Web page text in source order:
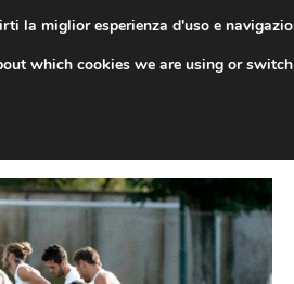
la miglior esperienza d'uso e
which cookies we are using or